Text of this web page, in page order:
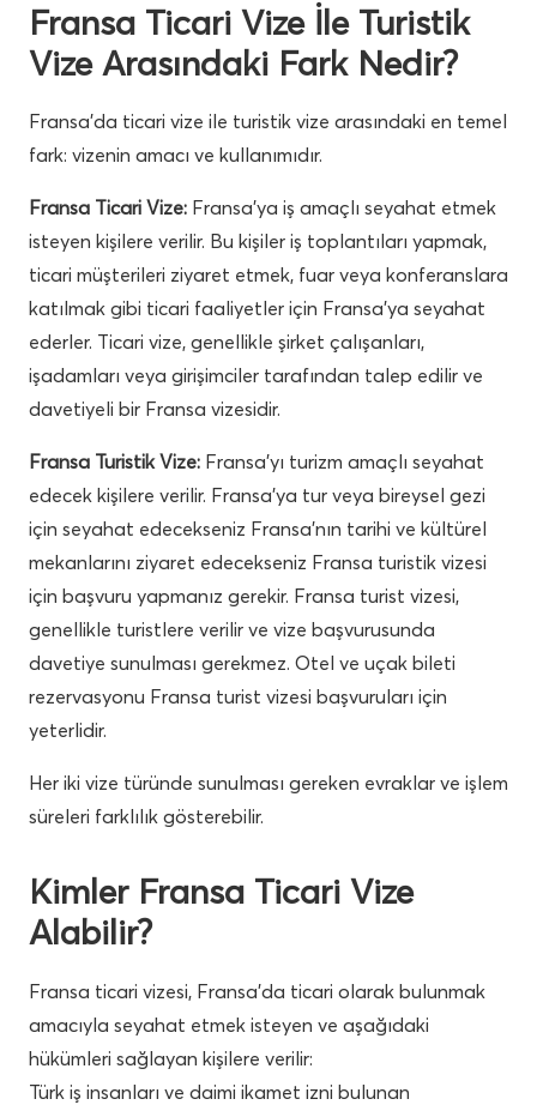
Fransa Ticari Vize İle Turistik
Vize Arasındaki Fark Nedir?
Fransa’da ticari vize ile turistik vize arasındaki en temel
fark: vizenin amacı ve kullanımıdır.
Fransa Ticari Vize: Fransa’ya iş amaçlı seyahat etmek
isteyen kişilere verilir. Bu kişiler iş toplantıları yapmak,
ticari müşterileri ziyaret etmek, fuar veya konferanslara
katılmak gibi ticari faaliyetler için Fransa’ya seyahat
ederler. Ticari vize, genellikle şirket çalışanları,
işadamları veya girişimciler tarafından talep edilir ve
davetiyeli bir Fransa vizesidir.
Fransa Turistik Vize: Fransa’yı turizm amaçlı seyahat
edecek kişilere verilir. Fransa’ya tur veya bireysel gezi
için seyahat edecekseniz Fransa’nın tarihi ve kültürel
mekanlarını ziyaret edecekseniz Fransa turistik vizesi
için başvuru yapmanız gerekir. Fransa turist vizesi,
genellikle turistlere verilir ve vize başvurusunda
davetiye sunulması gerekmez. Otel ve uçak bileti
rezervasyonu Fransa turist vizesi başvuruları için
yeterlidir.
Her iki vize türünde sunulması gereken evraklar ve işlem
süreleri farklılık gösterebilir.
Kimler Fransa Ticari Vize
Alabilir?
Fransa ticari vizesi, Fransa’da ticari olarak bulunmak
amacıyla seyahat etmek isteyen ve aşağıdaki
hükümleri sağlayan kişilere verilir:
Türk iş insanları ve daimi ikamet izni bulunan